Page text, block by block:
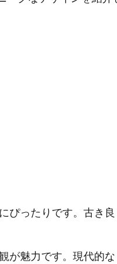
ぴったりです。古き良
が魅力です。現代的な